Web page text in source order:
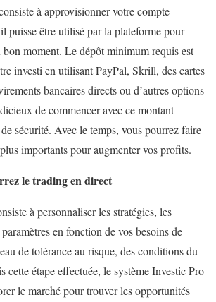
à approvisionner votre compte
puisse être utilisé par la plateforme pour
bon moment. Le dépôt minimum requis est
investi en utilisant PayPal, Skrill, des cartes
bancaires directs ou d’autres options
de commencer avec ce montant
sécurité. Avec le temps, vous pourrez faire
importants pour augmenter vos profits.
le trading en direct
à personnaliser les stratégies, les
en fonction de vos besoins de
de tolérance au risque, des conditions du
cette étape effectuée, le système Investic Pro
le marché pour trouver les opportunités